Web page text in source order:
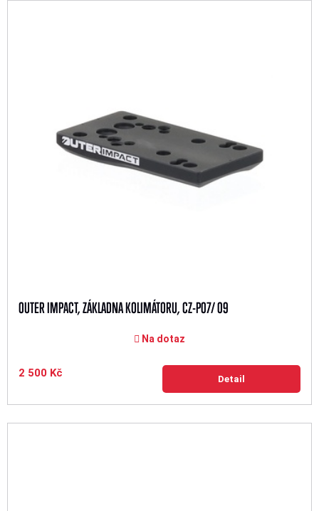
OUTER IMPACT, ZÁKLADNA KOLIMÁTORU, CZ-P07/ 09
Na dotaz
2 500 Kč Detail